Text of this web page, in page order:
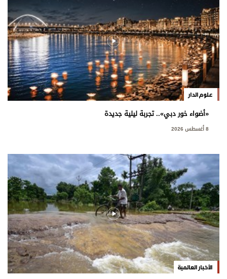
علوم الدار
«أضواء خور دبي».. تجربة ليلية جديدة
8 أغسطس 2026
الأخبار العالمية